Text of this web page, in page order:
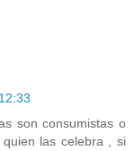
son consumistas o
las celebra , si